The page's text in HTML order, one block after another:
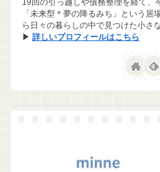
19回の引っ越しや債務整理を経て、
「未来型＊夢の降るみち」という
ら日々の暮らしの中で見つけた小さ
▶ 詳しいプロフィールはこちら